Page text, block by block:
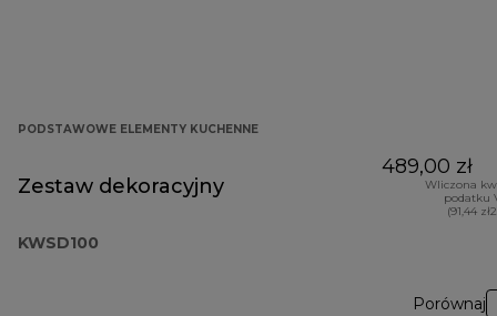
PODSTAWOWE ELEMENTY KUCHENNE
Zestaw dekoracyjny
KWSD100
489,00 zł
Wliczona
podatku
(91,44
Porównaj